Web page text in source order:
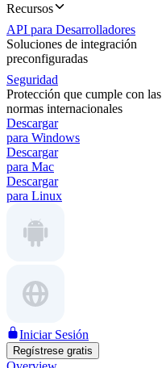
Recursos
API para Desarrolladores
Soluciones de integración
preconfiguradas
Seguridad
Protección que cumple con las
normas internacionales
Descargar
para Windows
Descargar
para Mac
Descargar
para Linux
Iniciar Sesión
Regístrese gratis